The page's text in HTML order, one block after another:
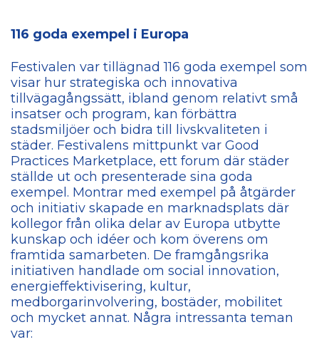
116 goda exempel i Europa
Festivalen var tillägnad 116 goda exempel som
visar hur strategiska och innovativa
tillvägagångssätt, ibland genom relativt små
insatser och program, kan förbättra
stadsmiljöer och bidra till livskvaliteten i
städer. Festivalens mittpunkt var Good
Practices Marketplace, ett forum där städer
ställde ut och presenterade sina goda
exempel. Montrar med exempel på åtgärder
och initiativ skapade en marknadsplats där
kollegor från olika delar av Europa utbytte
kunskap och idéer och kom överens om
framtida samarbeten. De framgångsrika
initiativen handlade om social innovation,
energieffektivisering, kultur,
medborgarinvolvering, bostäder, mobilitet
och mycket annat. Några intressanta teman
var: